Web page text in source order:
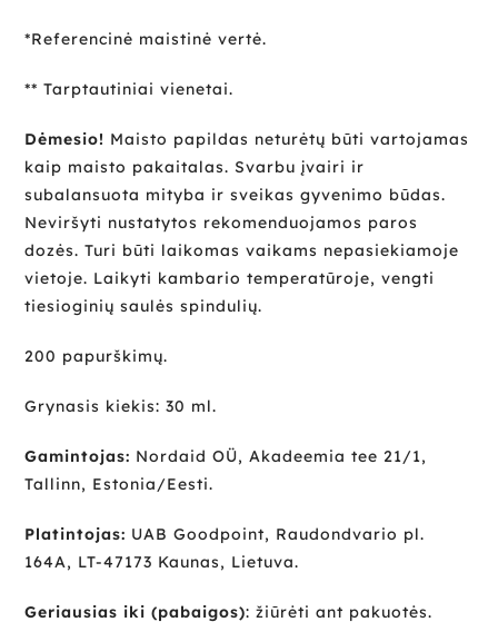
*Referencinė maistinė vertė.
** Tarptautiniai vienetai.
Dėmesio! Maisto papildas neturėtų būti vartojamas
kaip maisto pakaitalas. Svarbu įvairi ir
subalansuota mityba ir sveikas gyvenimo būdas.
Neviršyti nustatytos rekomenduojamos paros
dozės. Turi būti laikomas vaikams nepasiekiamoje
vietoje. Laikyti kambario temperatūroje, vengti
tiesioginių saulės spindulių.
200 papurškimų.
Grynasis kiekis: 30 ml.
Gamintojas: Nordaid OÜ, Akadeemia tee 21/1,
Tallinn, Estonia/Eesti.
Platintojas: UAB Goodpoint, Raudondvario pl.
164A, LT-47173 Kaunas, Lietuva.
Geriausias iki (pabaigos): žiūrėti ant pakuotės.